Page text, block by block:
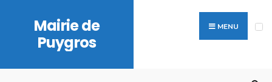
Mairie de
Puygros
MENU